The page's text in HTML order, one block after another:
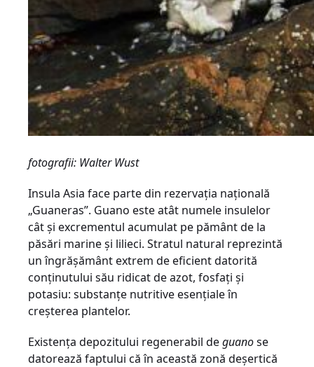
fotografii: Walter Wust
Insula Asia face parte din rezervația națională
„Guaneras”. Guano este atât numele insulelor
cât şi excrementul acumulat pe pământ de la
păsări marine și lilieci. Stratul natural reprezintă
un îngrășământ extrem de eficient datorită
conținutului său ridicat de azot, fosfați și
potasiu: substanțe nutritive esențiale în
creșterea plantelor.
Existența depozitului regenerabil deguanose
datorează faptului că în această zonă deșertică